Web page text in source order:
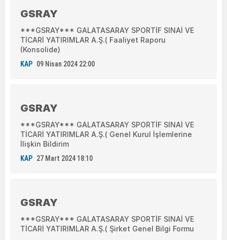
GSRAY
***GSRAY*** GALATASARAY SPORTİF SINAİ VE
TİCARİ YATIRIMLAR A.Ş.( Faaliyet Raporu
(Konsolide)
KAP 09 Nisan 2024 22:00
GSRAY
***GSRAY*** GALATASARAY SPORTİF SINAİ VE
TİCARİ YATIRIMLAR A.Ş.( Genel Kurul İşlemlerine
İlişkin Bildirim
KAP 27 Mart 2024 18:10
GSRAY
***GSRAY*** GALATASARAY SPORTİF SINAİ VE
TİCARİ YATIRIMLAR A.Ş.( Şirket Genel Bilgi Formu